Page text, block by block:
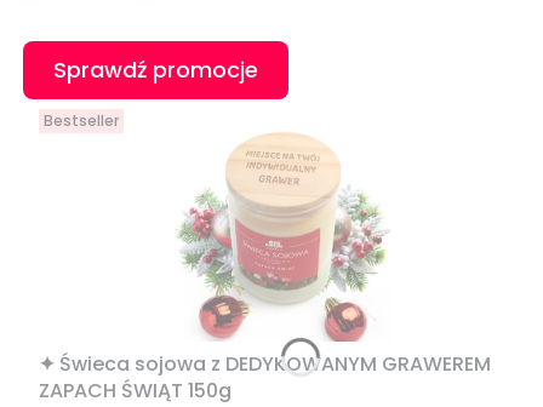
Sprawdź promocje
Bestseller
✦ Świeca sojowa z DEDYKOWANYM GRAWEREM
ZAPACH ŚWIĄT 150g